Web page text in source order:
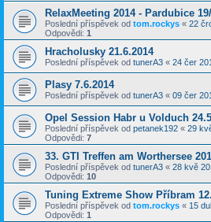
RelaxMeeting 2014 - Pardubice
Poslední příspěvek od tom.rockys « 22
Odpovědi: 1
Hracholusky 21.6.2014
Poslední příspěvek od tunerA3 « 24 čer
Plasy 7.6.2014
Poslední příspěvek od tunerA3 « 09 čer
Opel Session Habr u Volduch
Poslední příspěvek od petanek192 « 29
Odpovědi: 7
33. GTI Treffen am Worthersee
Poslední příspěvek od tunerA3 « 28 kvě
Odpovědi: 10
Tuning Extreme Show Příbram
Poslední příspěvek od tom.rockys « 15
Odpovědi: 1